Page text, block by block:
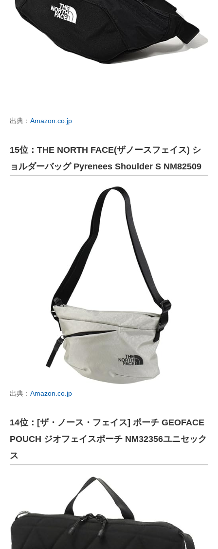
出典： Amazon.co.jp
15位：THE NORTH FACE(ザノースフェイス) シ
ョルダーバッグ Pyrenees Shoulder S NM82509
出典： Amazon.co.jp
14位：[ザ・ノース・フェイス] ポーチ GEOFACE
POUCH ジオフェイスポーチ NM32356ユニセック
ス